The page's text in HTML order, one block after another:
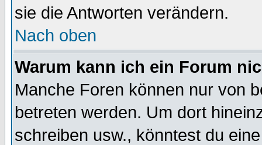
sie die Antworten verändern.
Nach oben
Warum kann ich ein Forum
Manche Foren können nur von
betreten werden. Um dort
schreiben usw., könntest du